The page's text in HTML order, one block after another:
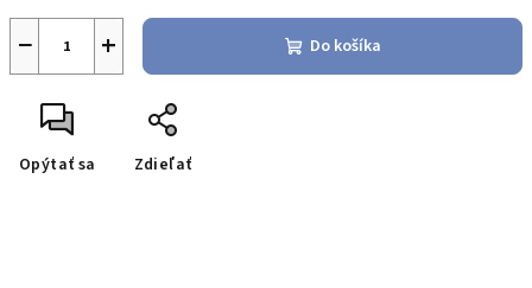
+
− Do košíka
Opýtať sa Zdieľať